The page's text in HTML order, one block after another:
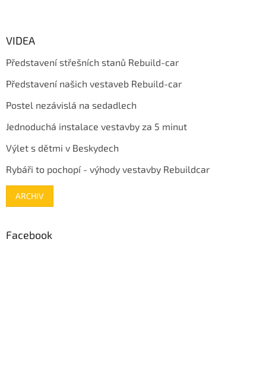
VIDEA
Představení střešních stanů Rebuild-car
Představení našich vestaveb Rebuild-car
Postel nezávislá na sedadlech
Jednoduchá instalace vestavby za 5 minut
Výlet s dětmi v Beskydech
Rybáři to pochopí - výhody vestavby Rebuildcar
ARCHIV
Facebook